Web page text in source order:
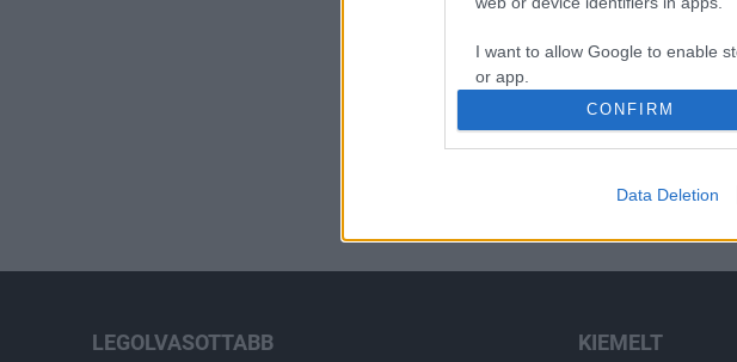
I want to allow Google to enable
or app.
I want to allow Google to enable
I want to allow Google to enable
authentication functionality and
CONFIRM
Data Deletion
LEGOLVASOTTABB KIEMELT